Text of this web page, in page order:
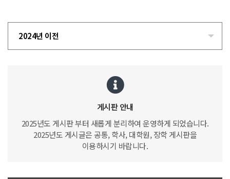
2024년 이전
게시판 안내
2025년도 게시판 부터 새롭게 분리하여 운영하게 되었습니다.
2025년도 게시글은 공통, 학사, 대학원, 장학 게시판을
이용하시기 바랍니다.